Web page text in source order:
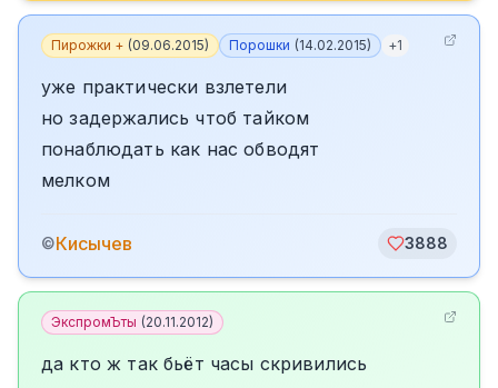
Пирожки + (09.06.2015) Порошки (14.02.2015) +1
уже практически взлетели
но задержались чтоб тайком
понаблюдать как нас обводят
мелком
©Кисычев 3888
ЭкспромЪты (20.11.2012)
да кто ж так бьёт часы скривились